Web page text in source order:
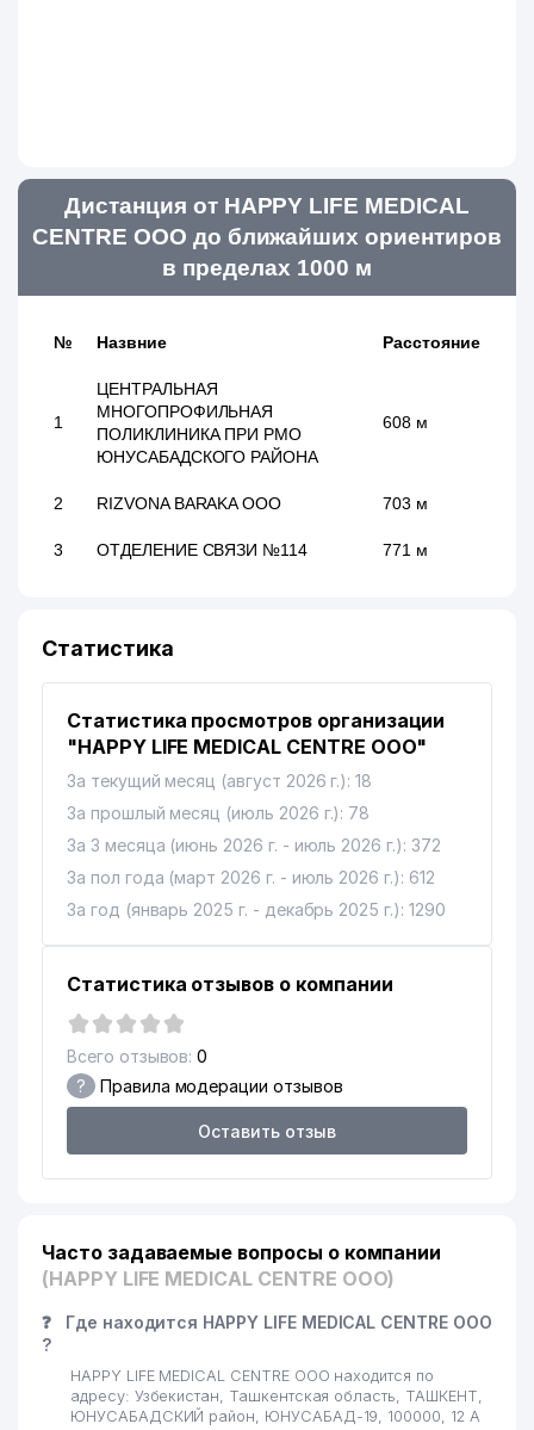
Дистанция от HAPPY LIFE MEDICAL
CENTRE ООО до ближайших ориентиров
в пределах 1000 м
№ Назвние Расстояние
1
ЦЕНТРАЛЬНАЯ
МНОГОПРОФИЛЬНАЯ
ПОЛИКЛИНИКА ПРИ РМО
ЮНУСАБАДСКОГО РАЙОНА
608 м
2 RIZVONA BARAKA ООО 703 м
3 ОТДЕЛЕНИЕ СВЯЗИ №114 771 м
Статистика
Статистика просмотров организации
"HAPPY LIFE MEDICAL CENTRE ООО"
За текущий месяц (август 2026 г.): 18
За прошлый месяц (июль 2026 г.): 78
За 3 месяца (июнь 2026 г. - июль 2026 г.): 372
За пол года (март 2026 г. - июль 2026 г.): 612
За год (январь 2025 г. - декабрь 2025 г.): 1290
Статистика отзывов о компании
Всего отзывов: 0
? Правила модерации отзывов
Оставить отзыв
Часто задаваемые вопросы о компании
(HAPPY LIFE MEDICAL CENTRE ООО)
❓
Где находится HAPPY LIFE MEDICAL CENTRE ООО
?
HAPPY LIFE MEDICAL CENTRE ООО находится по
адресу: Узбекистан, Ташкентская область, ТАШКЕНТ,
ЮНУСАБАДСКИЙ район, ЮНУСАБАД-19, 100000, 12 А